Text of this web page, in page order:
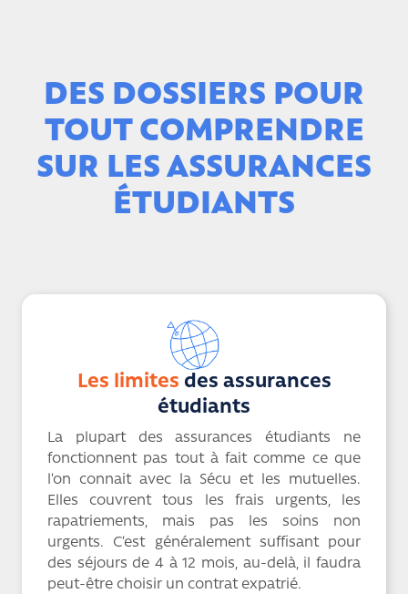
DES DOSSIERS POUR
TOUT COMPRENDRE
SUR LES ASSURANCES
ÉTUDIANTS
Les limites des assurances
étudiants
La plupart des assurances étudiants ne
fonctionnent pas tout à fait comme ce que
l’on connait avec la Sécu et les mutuelles.
Elles couvrent tous les frais urgents, les
rapatriements, mais pas les soins non
urgents. C’est généralement suffisant pour
des séjours de 4 à 12 mois, au-delà, il faudra
peut-être choisir un contrat expatrié.